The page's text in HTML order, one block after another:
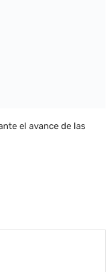
el avance de las